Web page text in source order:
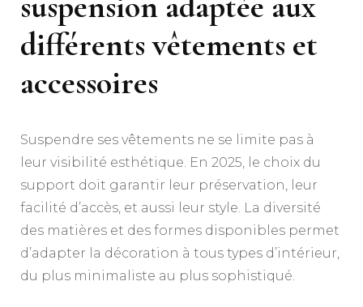
différents vêtements et
accessoires
Suspendre ses vêtements ne se limite pas à
leur visibilité esthétique. En 2025, le choix du
support doit garantir leur préservation, leur
facilité d’accès, et aussi leur style. La diversité
des matières et des formes disponibles permet
d’adapter la décoration à tous types d’intérieur,
du plus minimaliste au plus sophistiqué.